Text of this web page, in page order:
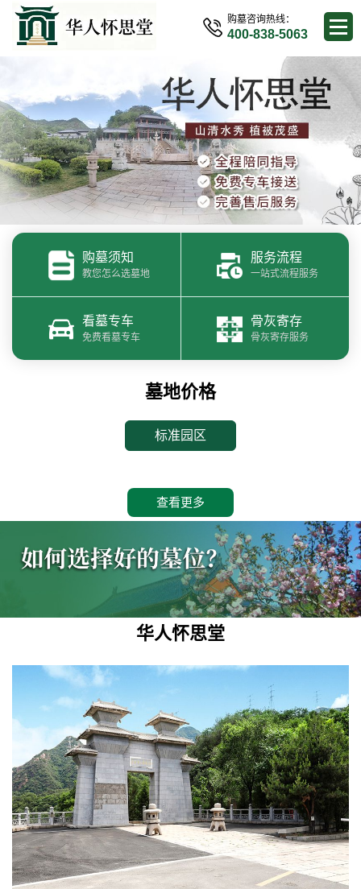
购墓咨询热线：
400-838-5063
购墓须知
教您怎么选墓地
服务流程
一站式流程服务
看墓专车
免费看墓专车
骨灰寄存
骨灰寄存服务
墓地价格
标准园区
查看更多
华人怀思堂